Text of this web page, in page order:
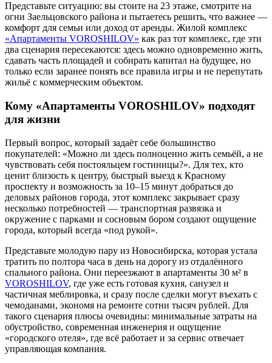
Представьте ситуацию: вы стоите на 23 этаже, смотрите на
огни Заельцовского района и пытаетесь решить, что важнее —
комфорт для семьи или доход от аренды. Жилой комплекс
«Апартаменты VOROSHILOV» как раз тот комплекс, где эти
два сценария пересекаются: здесь можно одновременно жить,
сдавать часть площадей и собирать капитал на будущее, но
только если заранее понять все правила игры и не перепутать
жильё с коммерческим объектом.
Кому «Апартаменты VOROSHILOV» подходят
для жизни
Первый вопрос, который задаёт себе большинство
покупателей: «Можно ли здесь полноценно жить семьёй, а не
чувствовать себя постояльцем гостиницы?». Для тех, кто
ценит близость к центру, быстрый выезд к Красному
проспекту и возможность за 10–15 минут добраться до
деловых районов города, этот комплекс закрывает сразу
несколько потребностей — транспортная развязка и
окружение с парками и сосновым бором создают ощущение
города, который всегда «под рукой».
Представьте молодую пару из Новосибирска, которая устала
тратить по полтора часа в день на дорогу из отдалённого
спального района. Они переезжают в апартаменты 30 м² в
VOROSHILOV, где уже есть готовая кухня, санузел и
частичная меблировка, и сразу после сделки могут въехать с
чемоданами, экономя на ремонте сотни тысяч рублей. Для
такого сценария плюсы очевидны: минимальные затраты на
обустройство, современная инженерия и ощущение
«городского отеля», где всё работает и за сервис отвечает
управляющая компания.